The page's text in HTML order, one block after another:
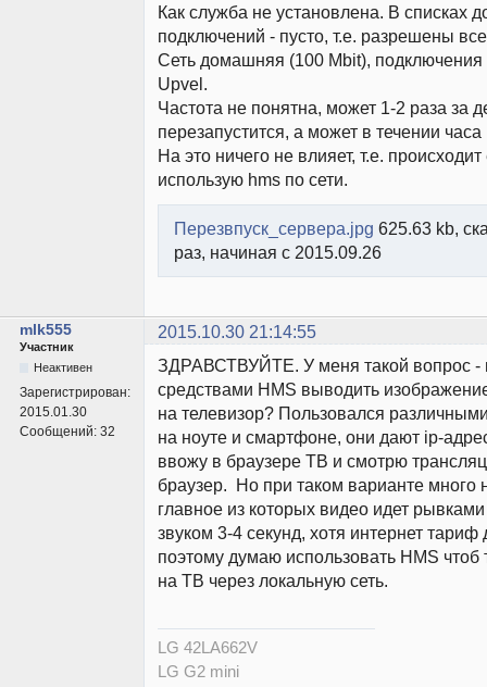
Как служба не установлена. В списках
подключений - пусто, т.е. разрешены
Сеть домашняя (100 Мbit), подключения
Upvel.
Частота не понятна, может 1-2 раза за
перезапустится, а может в течении
На это ничего не влияет, т.е.
использую hms по сети.
Перезвпуск_сервера.jpg 625.63 kb,
раз, начиная с 2015.09.26
mlk555 2015.10.30 21:14:55
Участник
Неактивен
Зарегистрирован:
2015.01.30
Сообщений: 32
ЗДРАВСТВУЙТЕ. У меня такой вопрос -
средствами HMS выводить
на телевизор? Пользовался
на ноуте и смартфоне, они дают ip-
ввожу в браузере ТВ и смотрю
браузер. Но при таком варианте много
главное из которых видео идет
звуком 3-4 секунд, хотя интернет
поэтому думаю использовать HMS
на ТВ через локальную сеть.
LG 42LA662V
LG G2 mini